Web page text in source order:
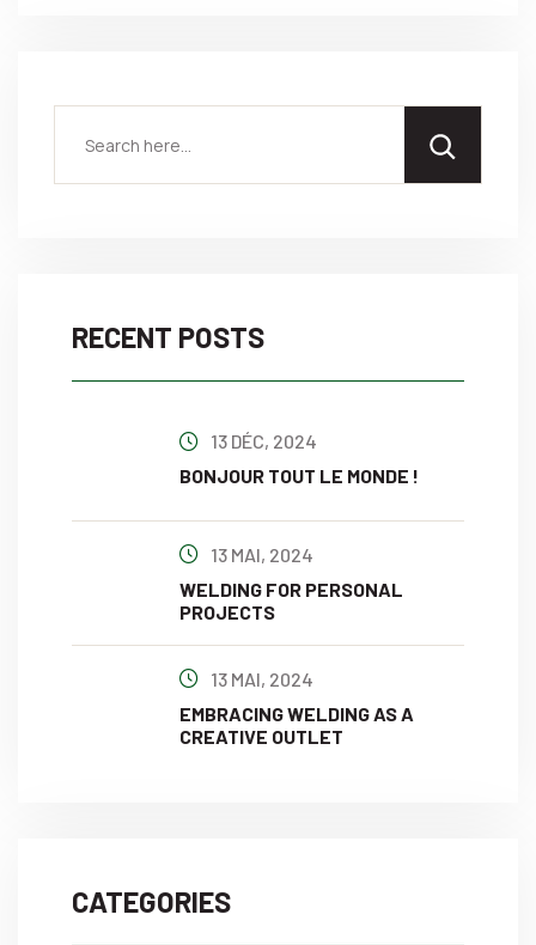
RECENT POSTS
13 DÉC, 2024
BONJOUR TOUT LE MONDE !
13 MAI, 2024
WELDING FOR PERSONAL
PROJECTS
13 MAI, 2024
EMBRACING WELDING AS A
CREATIVE OUTLET
CATEGORIES